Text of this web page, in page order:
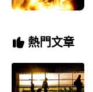
熱門文章